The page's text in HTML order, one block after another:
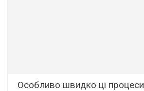
Особливо швидко ці процеси